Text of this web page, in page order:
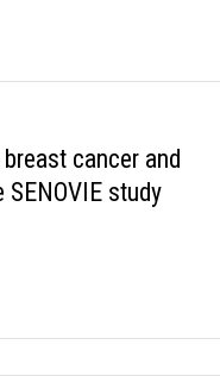
cancer and
study